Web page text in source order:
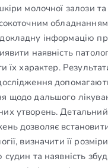
молочної залози
обладнанням,
інформацію
наявність
їх характер.
щодо дальшого
утворень. Детальний
дозволяє
визначити її
та наявність